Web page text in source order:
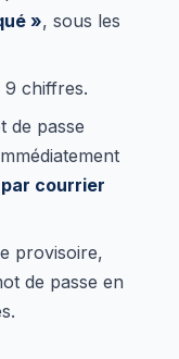
», sous les
9 chiffres.
de passe
par courrier
provisoire,
de passe en